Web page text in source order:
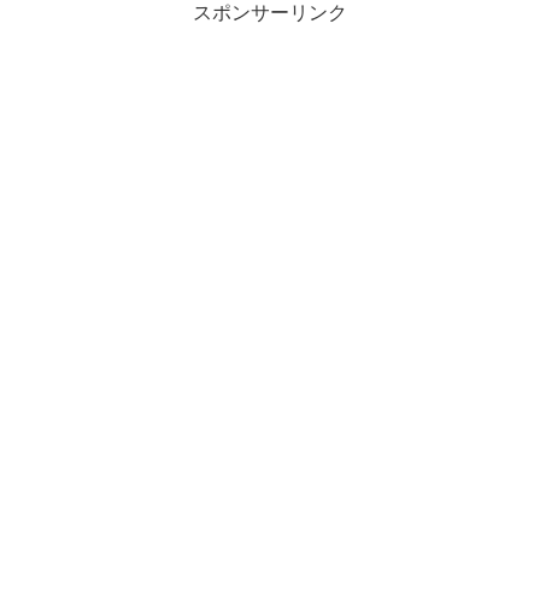
スポンサーリンク